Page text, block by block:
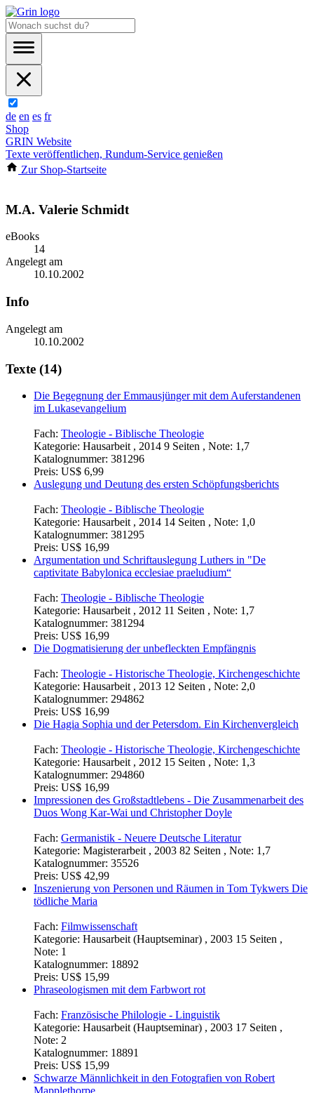
de en es fr
Shop
GRIN Website
Texte veröffentlichen, Rundum-Service genießen
Zur Shop-Startseite
M.A. Valerie Schmidt
eBooks
14
Angelegt am
10.10.2002
Info
Angelegt am
10.10.2002
Texte (14)
Die Begegnung der Emmausjünger mit dem Auferstandenen
im Lukasevangelium
Fach: Theologie - Biblische Theologie
Kategorie: Hausarbeit , 2014 9 Seiten , Note: 1,7
Katalognummer: 381296
Preis: US$ 6,99
Auslegung und Deutung des ersten Schöpfungsberichts
Fach: Theologie - Biblische Theologie
Kategorie: Hausarbeit , 2014 14 Seiten , Note: 1,0
Katalognummer: 381295
Preis: US$ 16,99
Argumentation und Schriftauslegung Luthers in "De
captivitate Babylonica ecclesiae praeludium“
Fach: Theologie - Biblische Theologie
Kategorie: Hausarbeit , 2012 11 Seiten , Note: 1,7
Katalognummer: 381294
Preis: US$ 16,99
Die Dogmatisierung der unbefleckten Empfängnis
Fach: Theologie - Historische Theologie, Kirchengeschichte
Kategorie: Hausarbeit , 2013 12 Seiten , Note: 2,0
Katalognummer: 294862
Preis: US$ 16,99
Die Hagia Sophia und der Petersdom. Ein Kirchenvergleich
Fach: Theologie - Historische Theologie, Kirchengeschichte
Kategorie: Hausarbeit , 2012 15 Seiten , Note: 1,3
Katalognummer: 294860
Preis: US$ 16,99
Impressionen des Großstadtlebens - Die Zusammenarbeit des
Duos Wong Kar-Wai und Christopher Doyle
Fach: Germanistik - Neuere Deutsche Literatur
Kategorie: Magisterarbeit , 2003 82 Seiten , Note: 1,7
Katalognummer: 35526
Preis: US$ 42,99
Inszenierung von Personen und Räumen in Tom Tykwers Die
tödliche Maria
Fach: Filmwissenschaft
Kategorie: Hausarbeit (Hauptseminar) , 2003 15 Seiten ,
Note: 1
Katalognummer: 18892
Preis: US$ 15,99
Phraseologismen mit dem Farbwort rot
Fach: Französische Philologie - Linguistik
Kategorie: Hausarbeit (Hauptseminar) , 2003 17 Seiten ,
Note: 2
Katalognummer: 18891
Preis: US$ 15,99
Schwarze Männlichkeit in den Fotografien von Robert